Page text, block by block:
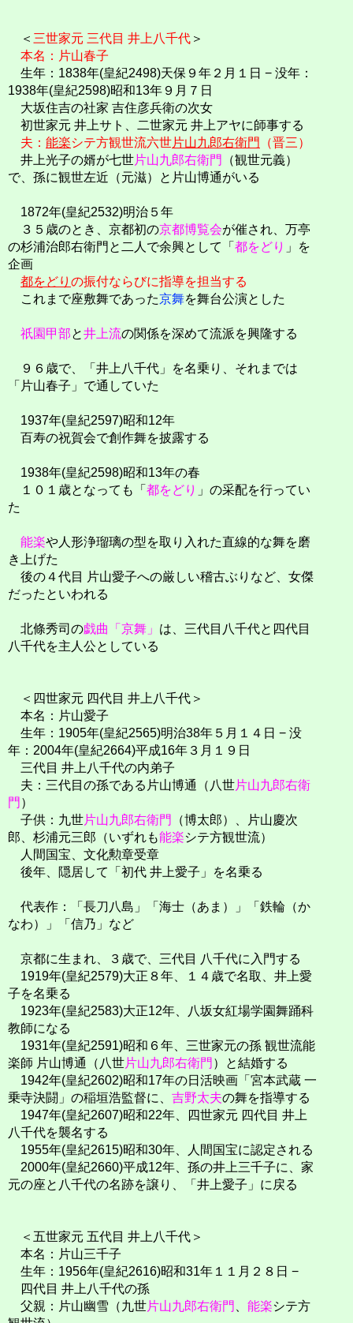
＜ 三世家元 三代目 井上八千代 ＞
本名：片山春子
生年：1838年(皇紀2498)天保９年２月１日 − 没年：
1938年(皇紀2598)昭和13年９月７日
大坂住吉の社家 吉住彦兵衛の次女
初世家元 井上サト、二世家元 井上アヤに師事する
夫： 能楽シテ方観世流六世片山九郎右衛門
（晋三）
井上光子の婿が七世片山九郎右衛門
（観世元義）
で、孫に観世左近（元滋）と片山博通がいる
1872年(皇紀2532)明治５年
３５歳のとき、京都初の京都博覧会が催され、万亭
の杉浦治郎右衛門と二人で余興として「 都をどり 」を
企画
都をどり の振付ならびに指導を担当する
これまで座敷舞であった京舞を舞台公演とした
祇園甲部と井上流の関係を深めて流派を興隆する
９６歳で、「井上八千代」を名乗り、それまでは
「片山春子」で通していた
1937年(皇紀2597)昭和12年
百寿の祝賀会で創作舞を披露する
1938年(皇紀2598)昭和13年の春
１０１歳となっても「 都をどり 」の采配を行ってい
た
能楽や人形浄瑠璃の型を取り入れた直線的な舞を磨
き上げた
後の４代目 片山愛子への厳しい稽古ぶりなど、女傑
だったといわれる
北條秀司の戯曲「京舞」 は、三代目八千代と四代目
八千代を主人公としている
＜四世家元 四代目 井上八千代＞
本名：片山愛子
生年：1905年(皇紀2565)明治38年５月１４日 − 没
年：2004年(皇紀2664)平成16年３月１９日
三代目 井上八千代の内弟子
夫：三代目の孫である片山博通（八世片山九郎右衛
門 ）
子供：九世片山九郎右衛門
（博太郎）、片山慶次
郎、杉浦元三郎（いずれも能楽シテ方観世流）
人間国宝、文化勲章受章
後年、隠居して「初代 井上愛子」を名乗る
代表作：「長刀八島」「海士（あま）」「鉄輪（か
なわ）」「信乃」など
京都に生まれ、３歳で、三代目 八千代に入門する
1919年(皇紀2579)大正８年、１４歳で名取、井上愛
子を名乗る
1923年(皇紀2583)大正12年、八坂女紅場学園舞踊科
教師になる
1931年(皇紀2591)昭和６年、三世家元の孫 観世流能
楽師 片山博通（八世片山九郎右衛門 ）と結婚する
1942年(皇紀2602)昭和17年の日活映画「宮本武蔵 一
乗寺決闘」の稲垣浩監督に、 吉野太夫の舞を指導する
1947年(皇紀2607)昭和22年、四世家元 四代目 井上
八千代を襲名する
1955年(皇紀2615)昭和30年、人間国宝に認定される
2000年(皇紀2660)平成12年、孫の井上三千子に、家
元の座と八千代の名跡を譲り、「井上愛子」に戻る
＜五世家元 五代目 井上八千代＞
本名：片山三千子
生年：1956年(皇紀2616)昭和31年１１月２８日 −
四代目 井上八千代の孫
父親：片山幽雪（九世片山九郎右衛門 能楽シテ方